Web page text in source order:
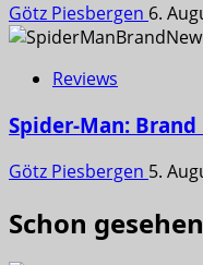
Götz Piesbergen 6.
Reviews
Spider-Man: Brand
Götz Piesbergen 5.
Schon